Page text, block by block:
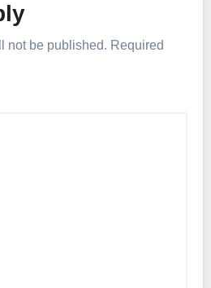
not be published. Required